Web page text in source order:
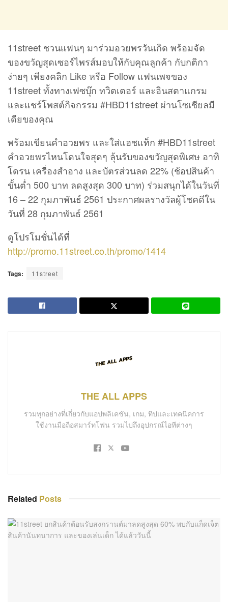
11street ชวนแฟนๆ มาร่วมอวยพรวันเกิด พร้อมจัด
ของขวัญสุดเซอร์ไพรส์มอบให้กับคุณลูกค้า กับกติกา
ง่ายๆ เพียงคลิก Like หรือ Follow แฟนเพจของ
11street ทั้งทางเฟซบุ๊ก ทวิตเตอร์ และอินสตาแกรม
และแชร์โพสต์กิจกรรม #HBD11street ผ่านโซเชียลมี
เดียของคุณ
พร้อมเขียนคำอวยพร และใส่แฮชแท็ก #HBD11street
คำอวยพรไหนโดนใจสุดๆ ลุ้นรับของขวัญสุดพิเศษ อาทิ
โดรน เครื่องสำอาง และบัตรส่วนลด 22% (ช้อปสินค้า
ขั้นต่ำ 500 บาท ลดสูงสุด 300 บาท) ร่วมสนุกได้ในวันที่
16 – 22 กุมภาพันธ์ 2561 ประกาศผลรางวัลผู้โชคดีใน
วันที่ 28 กุมภาพันธ์ 2561
ดูโปรโมชั่นได้ที่
http://promo.11street.co.th/promo/1414
Tags: 11street
THE ALL APPS
รวมทุกอย่างที่เกี่ยวกับแอปพลิเคชัน, เกม, ทิปและเทคนิคการ
ใช้งานมือถือสมาร์ทโฟน รวมไปถึงอุปกรณ์ไอทีต่างๆ
Related Posts